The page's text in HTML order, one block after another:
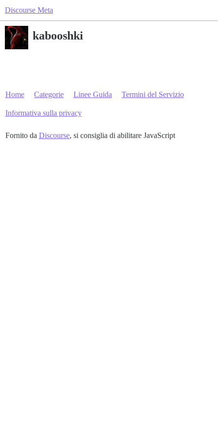
Discourse Meta
kabooshki
Home Categorie Linee Guida Termini del Servizio
Informativa sulla privacy
Fornito da Discourse, si consiglia di abilitare JavaScript